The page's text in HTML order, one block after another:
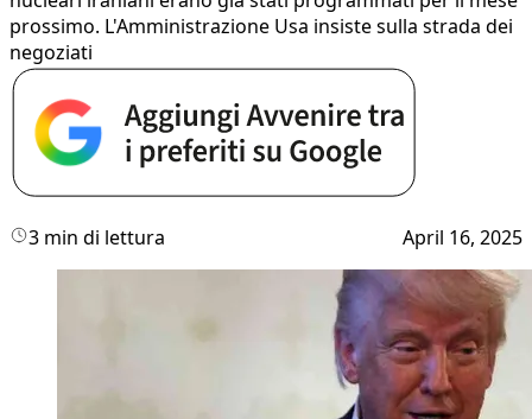
prossimo. L'Amministrazione Usa insiste sulla strada dei
negoziati
3 min di lettura April 16, 2025